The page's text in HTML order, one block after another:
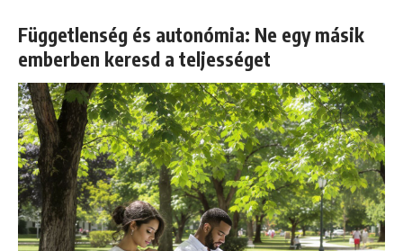
Függetlenség és autonómia: Ne egy másik
emberben keresd a teljességet